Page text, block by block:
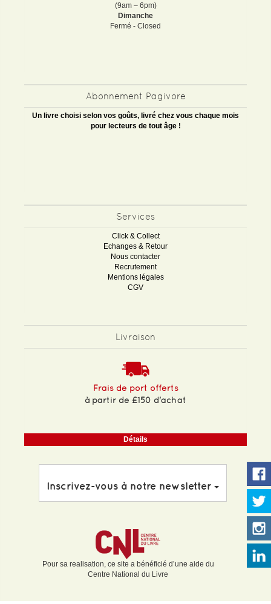
(9am – 6pm)
Dimanche
Fermé - Closed
Abonnement Pagivore
Un livre choisi selon vos goûts, livré chez vous chaque mois
pour lecteurs de tout âge !
Services
Click & Collect
Echanges & Retour
Nous contacter
Recrutement
Mentions légales
CGV
Livraison
Frais de port offerts
à partir de £150 d'achat
Détails
Inscrivez-vous à notre newsletter
Pour sa realisation, ce site a bénéficié d’une aide du
Centre National du Livre